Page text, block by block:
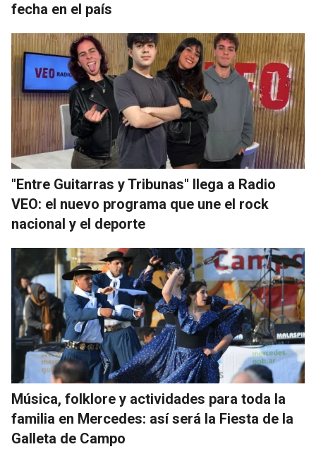
fecha en el país
"Entre Guitarras y Tribunas" llega a Radio
VEO: el nuevo programa que une el rock
nacional y el deporte
Música, folklore y actividades para toda la
familia en Mercedes: así será la Fiesta de la
Galleta de Campo